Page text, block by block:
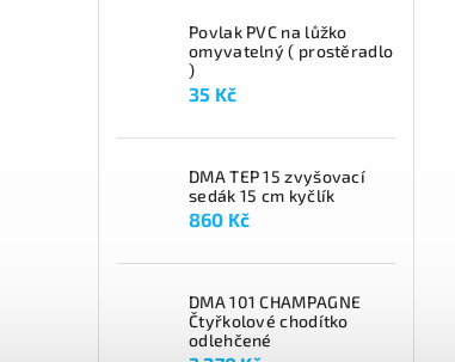
Povlak PVC na lůžko
omyvatelný ( prostěradlo
)
35 Kč
DMA TEP 15 zvyšovací
sedák 15 cm kyčlík
860 Kč
DMA 101 CHAMPAGNE
Čtyřkolové chodítko
odlehčené